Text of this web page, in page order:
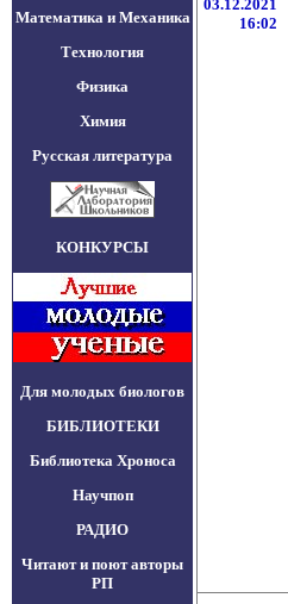
Математика и Механика
Технология
Физика
Химия
Русская литература
КОНКУРСЫ
Для молодых биологов
БИБЛИОТЕКИ
Библиотека Хроноса
Научпоп
РАДИО
Читают и поют авторы
РП
03.12.2021
16:02